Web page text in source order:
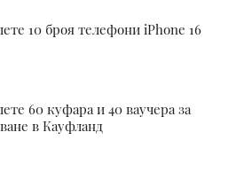
10 броя телефони iPhone 16
60 куфара и 40 ваучера за
в Кауфланд